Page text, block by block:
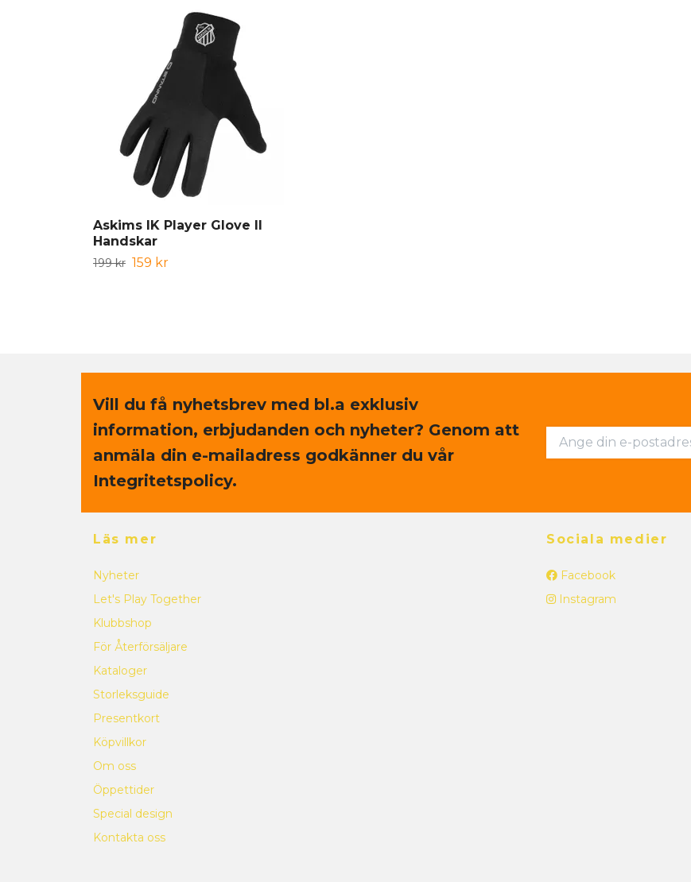
Askims IK Player Glove II
Handskar
199 kr 159 kr
Vill du få nyhetsbrev med bl.a exklusiv
information, erbjudanden och nyheter? Genom att
anmäla din e-mailadress godkänner du vår
Integritetspolicy.
Läs mer
Nyheter
Let's Play Together
Klubbshop
För Återförsäljare
Kataloger
Storleksguide
Presentkort
Köpvillkor
Om oss
Öppettider
Special design
Kontakta oss
Sociala medier
Facebook
Instagram